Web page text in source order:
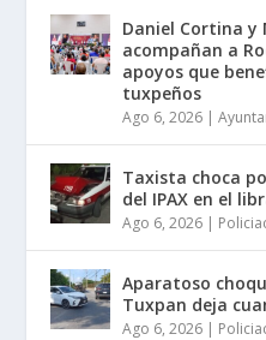
Daniel Cortina
acompañan a
apoyos que
tuxpeños
Ago 6, 2026 |
Taxista choca
del IPAX en el
Ago 6, 2026 |
Aparatoso
Tuxpan deja
Ago 6, 2026 |